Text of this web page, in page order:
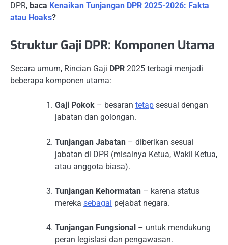
DPR, baca Kenaikan Tunjangan DPR 2025-2026: Fakta
atau Hoaks?
Struktur Gaji DPR: Komponen Utama
Secara umum, Rincian Gaji DPR 2025 terbagi menjadi
beberapa komponen utama:
Gaji Pokok – besaran tetap sesuai dengan
jabatan dan golongan.
Tunjangan Jabatan – diberikan sesuai
jabatan di DPR (misalnya Ketua, Wakil Ketua,
atau anggota biasa).
Tunjangan Kehormatan – karena status
mereka sebagai pejabat negara.
Tunjangan Fungsional – untuk mendukung
peran legislasi dan pengawasan.